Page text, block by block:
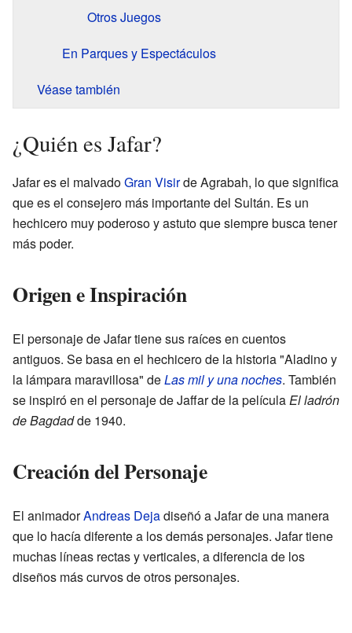
Otros Juegos
En Parques y Espectáculos
Véase también
¿Quién es Jafar?
Jafar es el malvadoGran Visirde Agrabah, lo que significa
que es el consejero más importante del Sultán. Es un
hechicero muy poderoso y astuto que siempre busca tener
más poder.
Origen e Inspiración
El personaje de Jafar tiene sus raíces en cuentos
antiguos. Se basa en el hechicero de la historia "Aladino y
la lámpara maravillosa" deLas mil y una noches. También
se inspiró en el personaje de Jaffar de la películaEl ladrón
de Bagdadde 1940.
Creación del Personaje
El animadorAndreas Dejadiseñó a Jafar de una manera
que lo hacía diferente a los demás personajes. Jafar tiene
muchas líneas rectas y verticales, a diferencia de los
diseños más curvos de otros personajes.